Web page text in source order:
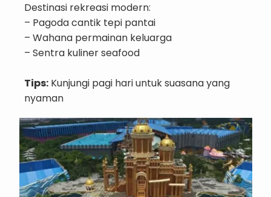
Destinasi rekreasi modern:
– Pagoda cantik tepi pantai
– Wahana permainan keluarga
– Sentra kuliner seafood
Tips: Kunjungi pagi hari untuk suasana yang
nyaman